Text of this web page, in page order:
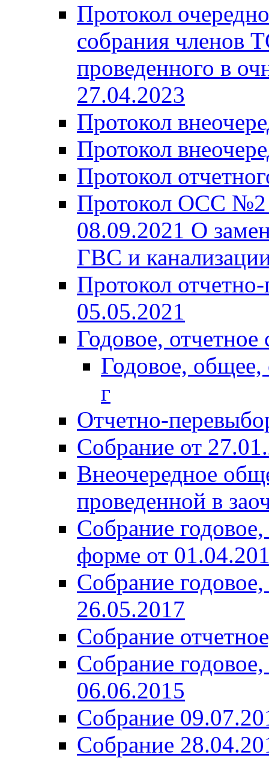
Протокол
собрания членов
проведенного в
27.04.2023
Протокол
Протокол
Протокол
Протокол ОСС №2
08.09.2021 О
ГВС и
Протокол
05.05.2021
Годовое,
Годовое, общее,
г
Отчетно-
Собрание от
Внеочередное
проведенной в
Собрание
форме от
Собрание
26.05.2017
Собрание
Собрание
06.06.2015
Собрание
Собрание